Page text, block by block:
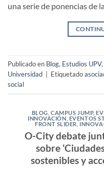
una serie de ponencias de
Publicado en Blog, Estudios UPV,
Universidad
Etiquetado
social
BLOG ,CAMPUS JUMP,
INNOVACIÓN EVENTOS
FRONT SLIDER
O-City debate
sobre
sostenibles y